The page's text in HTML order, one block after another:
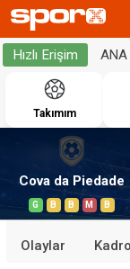
Hızlı Erişim ANA
Takımım
Cova da Piedade
G B B M B
Olaylar